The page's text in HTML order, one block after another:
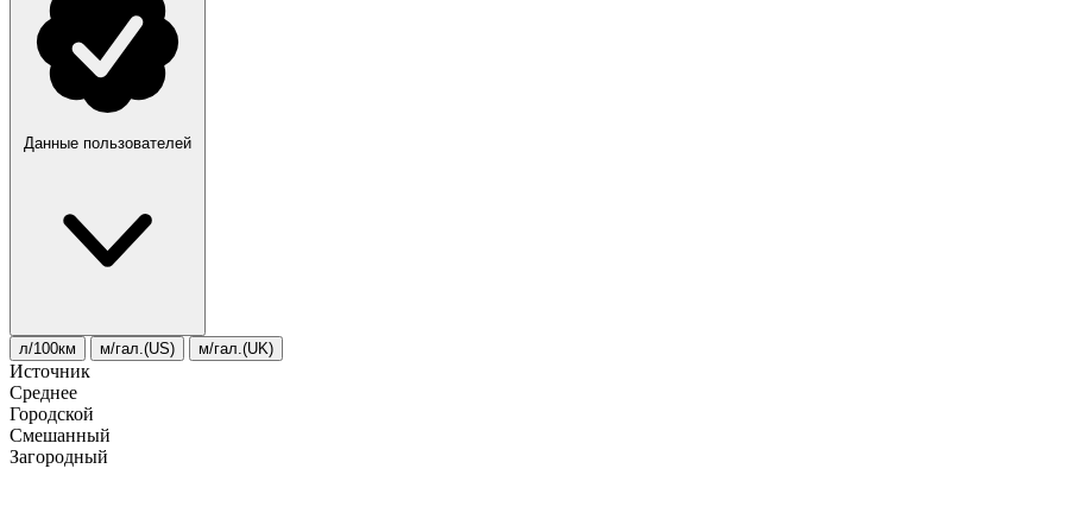
Данные пользователей
л/100км м/гал.(US) м/гал.(UK)
Источник
Среднее
Городской
Смешанный
Загородный